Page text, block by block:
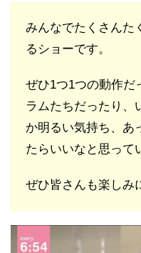
みんなでたくさんた
るショーです。
ぜひ1つ1つの動作だ
ラムたちだったり、
か明るい気持ち、あ
たらいいなと思って
ぜひ皆さんも楽しみ